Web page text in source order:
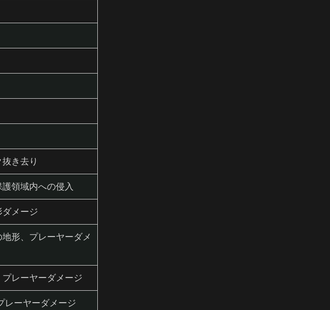
き去り
領域内への侵入
メージ
形、プレーヤーダメ
レーヤーダメージ
レーヤーダメージ